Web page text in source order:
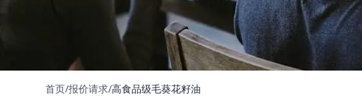
首页/报价请求/高食品级毛葵花籽油